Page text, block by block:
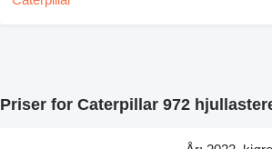
Priser for Caterpillar 972